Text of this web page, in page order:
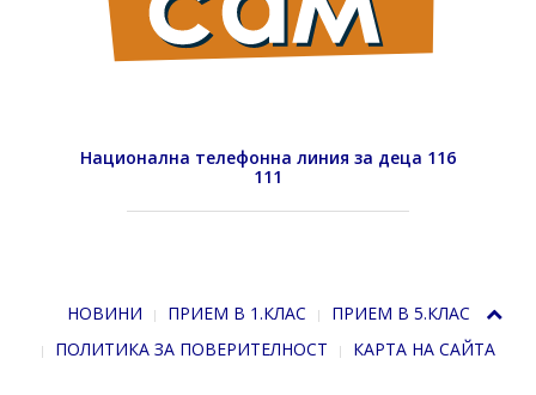
Национална телефонна линия за деца 116
111
НОВИНИ ПРИЕМ В 1.КЛАС
ПРИЕМ В 5.КЛАС
ПОЛИТИКА ЗА ПОВЕРИТЕЛНОСТ
КАРТА НА САЙТА